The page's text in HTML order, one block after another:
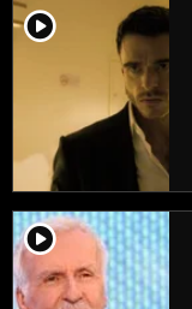
player2
player2